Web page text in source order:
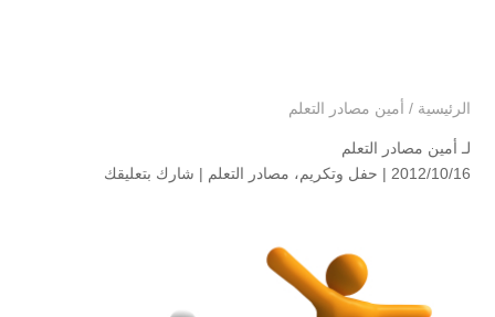
الرئيسية / أمين مصادر التعلم
لـ أمين مصادر التعلم
2012/10/16 |
حفل وتكريم، مصادر التعلم | شارك بتعليقك